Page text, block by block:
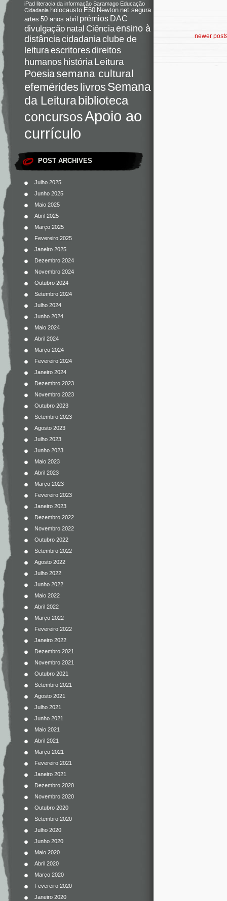
iPad literacia da informação Saramago Educação
Cidadania holocausto E50 Newton net segura
artes 50 anos abril prémios DAC
divulgação natal Ciênciaensino à
distânciacidadaniaclube de
leituraescritoresdireitos
humanoshistória Leitura
Poesiasemana cultural
efemérideslivrosSemana
da Leiturabiblioteca
concursosApoio ao
currículo
POST ARCHIVES
Julho 2025
Junho 2025
Maio 2025
Abril 2025
Março 2025
Fevereiro 2025
Janeiro 2025
Dezembro 2024
Novembro 2024
Outubro 2024
Setembro 2024
Julho 2024
Junho 2024
Maio 2024
Abril 2024
Março 2024
Fevereiro 2024
Janeiro 2024
Dezembro 2023
Novembro 2023
Outubro 2023
Setembro 2023
Agosto 2023
Julho 2023
Junho 2023
Maio 2023
Abril 2023
Março 2023
Fevereiro 2023
Janeiro 2023
Dezembro 2022
Novembro 2022
Outubro 2022
Setembro 2022
Agosto 2022
Julho 2022
Junho 2022
Maio 2022
Abril 2022
Março 2022
Fevereiro 2022
Janeiro 2022
Dezembro 2021
Novembro 2021
Outubro 2021
Setembro 2021
Agosto 2021
Julho 2021
Junho 2021
Maio 2021
Abril 2021
Março 2021
Fevereiro 2021
Janeiro 2021
Dezembro 2020
Novembro 2020
Outubro 2020
Setembro 2020
Julho 2020
Junho 2020
Maio 2020
Abril 2020
Março 2020
Fevereiro 2020
Janeiro 2020
newer